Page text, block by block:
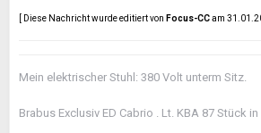
[ Diese Nachricht wurde editiert von Focus-CCam
Mein elektrischer Stuhl: 380 Volt unterm Sitz.
Brabus Exclusiv ED Cabrio . Lt. KBA 87 Stück